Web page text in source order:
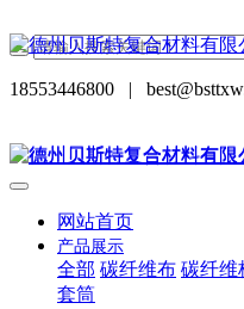
18553446800 |
网站首页
产品展示
全部 碳纤维布 碳纤维
套筒